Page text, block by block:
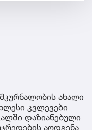
ახალი
კვლევები
დაზიანებული
აღდგენა